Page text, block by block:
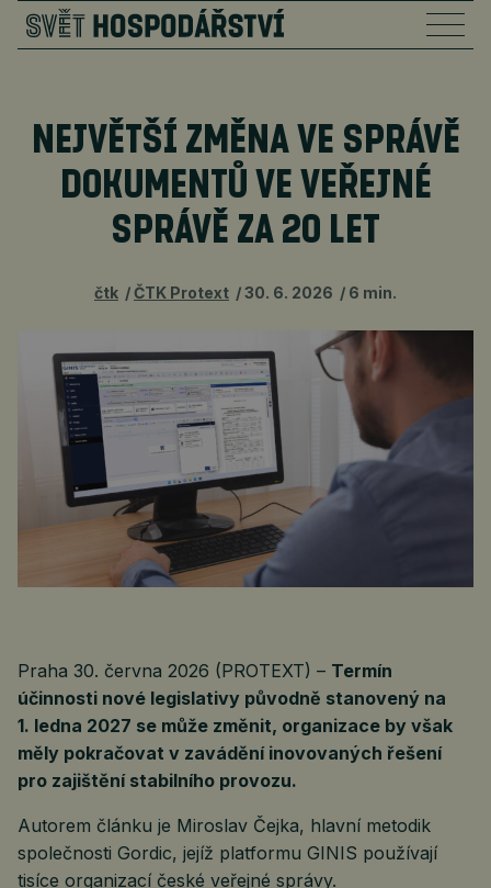
NEJVĚTŠÍ ZMĚNA VE SPRÁVĚ
DOKUMENTŮ VE VEŘEJNÉ
SPRÁVĚ ZA 20 LET
čtk ČTK Protext 30. 6. 2026 6 min.
Praha 30. června 2026 (PROTEXT) – Termín
účinnosti nové legislativy původně stanovený na
1. ledna 2027 se může změnit, organizace by však
měly pokračovat v zavádění inovovaných řešení
pro zajištění stabilního provozu.
Autorem článku je Miroslav Čejka, hlavní metodik
společnosti Gordic, jejíž platformu GINIS používají
tisíce organizací české veřejné správy.